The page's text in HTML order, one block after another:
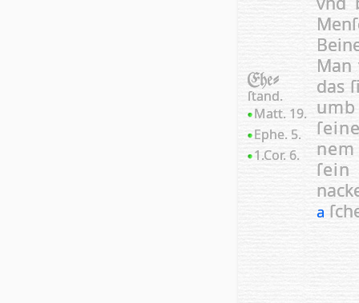
Ehe-
ſtand.
Matt. 19.
Ephe. 5.
1.Cor. 6.
Man
das
ſein
a